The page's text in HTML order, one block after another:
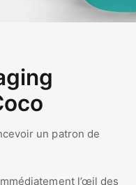
un patron de
l’œil des